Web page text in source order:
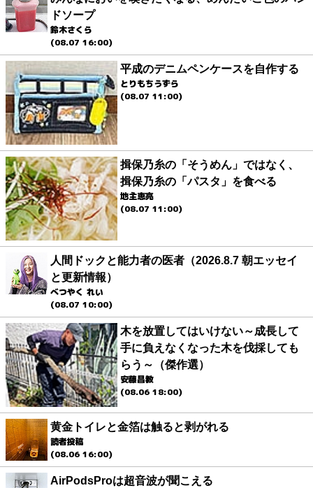
ドソープ
鈴木さくら
(08.07 16:00)
平成のデニムペンケースを自作する
とりもちうずら
(08.07 11:00)
揖保乃糸の「そうめん」ではなく、
揖保乃糸の「パスタ」を食べる
地主恵亮
(08.07 11:00)
人間ドックと能力者の医者（2026.8.7 朝エッセイ
と更新情報）
べつやく れい
(08.07 10:00)
木を放置してはいけない～成長して
手に負えなくなった木を伐採しても
らう～（傑作選）
安藤昌教
(08.06 18:00)
黄金トイレと金箔は触ると剥がれる
読者投稿
(08.06 16:00)
AirPodsProは超音波が聞こえる